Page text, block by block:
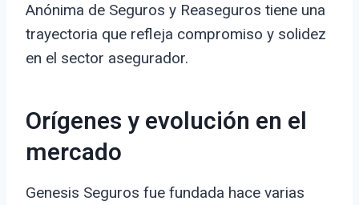
Anónima de Seguros y Reaseguros tiene una
trayectoria que refleja compromiso y solidez
en el sector asegurador.
Orígenes y evolución en el
mercado
Genesis Seguros fue fundada hace varias